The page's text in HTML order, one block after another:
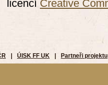
licencí Creative
ÚISK FF UK Partneři projektu